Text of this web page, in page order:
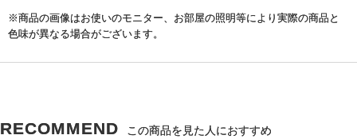
※商品の画像はお使いのモニター、お部屋の照明等により実際の商品と
色味が異なる場合がございます。
RECOMMEND この商品を見た人におすすめ